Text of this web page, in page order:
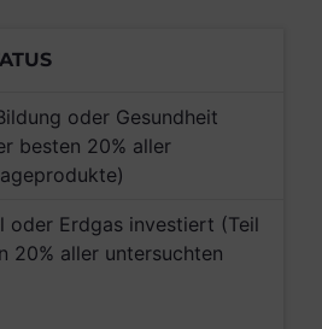
oder Gesundheit
besten 20% aller
oder Erdgas investiert (Teil
20% aller untersuchten